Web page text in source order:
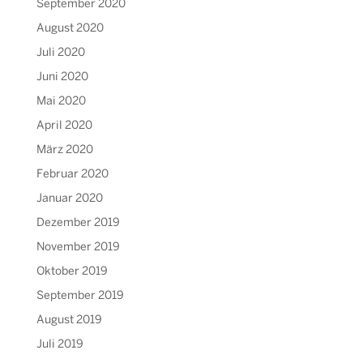
September 2020
August 2020
Juli 2020
Juni 2020
Mai 2020
April 2020
März 2020
Februar 2020
Januar 2020
Dezember 2019
November 2019
Oktober 2019
September 2019
August 2019
Juli 2019